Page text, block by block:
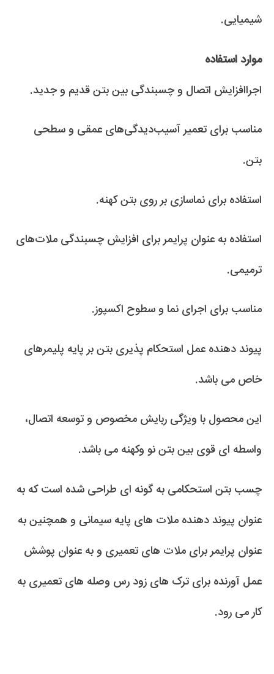
شیمیایی.
موارد استفاده
اجراافزایش اتصال و چسبندگی بین بتن قدیم و جدید.
مناسب برای تعمیر آسیب‌دیدگی‌های عمقی و سطحی
بتن.
استفاده برای نماسازی بر روی بتن کهنه.
استفاده به عنوان پرایمر برای افزایش چسبندگی ملات‌های
ترمیمی.
مناسب برای اجرای نما و سطوح اکسپوز.
پیوند دهنده عمل استحکام پذیری بتن بر پایه پلیمرهای
خاص می باشد.
این محصول با ویژگی ربایش مخصوص و توسعه اتصال،
واسطه ای قوی بین بتن نو وکهنه می باشد.
چسب بتن استحکامی به گونه ای طراحی شده است که به
عنوان پیوند دهنده ملات های پایه سیمانی و همچنین به
عنوان پرایمر برای ملات های تعمیری و به عنوان پوشش
عمل آورنده برای ترک های زود رس وصله های تعمیری به
کار می رود.